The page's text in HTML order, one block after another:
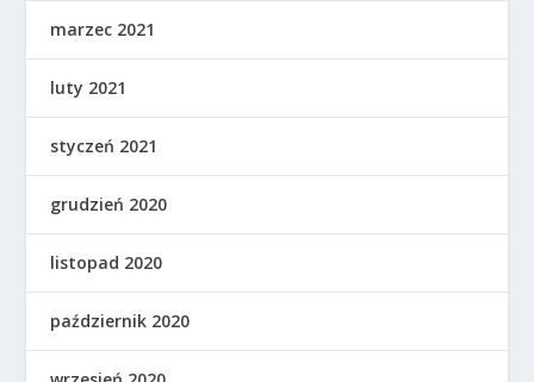
marzec 2021
luty 2021
styczeń 2021
grudzień 2020
listopad 2020
październik 2020